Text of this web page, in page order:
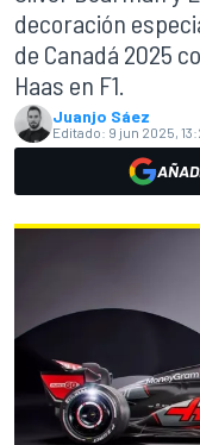
decoración
de Canadá 2025
Haas en F1.
Juanjo Sáez
Editado: 9 jun 2025,